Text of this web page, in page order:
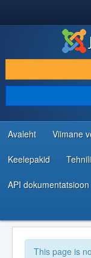
LAADI ALLA JA
AVASTA JA ÕPI
KOGUKOND JA
RESSURSID
Avaleht Viimane
Keelepakid
API dokumentatsioon
This page is